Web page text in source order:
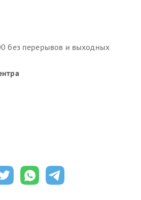
без перерывов и выходных